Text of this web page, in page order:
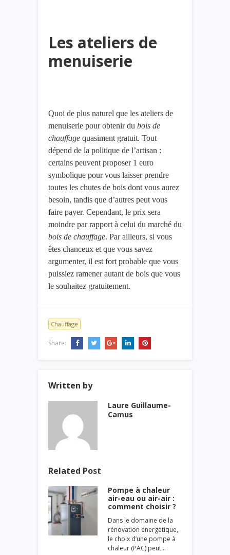
Les ateliers de
menuiserie
Quoi de plus naturel que les ateliers de
menuiserie pour obtenir du bois de
chauffage quasiment gratuit. Tout
dépend de la politique de l’artisan :
certains peuvent proposer 1 euro
symbolique pour vous laisser prendre
toutes les chutes de bois dont vous aurez
besoin, tandis que d’autres peut vous
faire payer. Cependant, le prix sera
moindre par rapport à celui du marché du
bois de chauffage. Par ailleurs, si vous
êtes chanceux et que vous savez
argumenter, il est fort probable que vous
puissiez ramener autant de bois que vous
le souhaitez gratuitement.
Chauffage
Share:
Written by
Laure Guillaume-
Camus
Related Post
Pompe à chaleur
air-eau ou air-air :
comment choisir ?
Dans le domaine de la
rénovation énergétique,
le choix d’une pompe à
chaleur (PAC) peut…